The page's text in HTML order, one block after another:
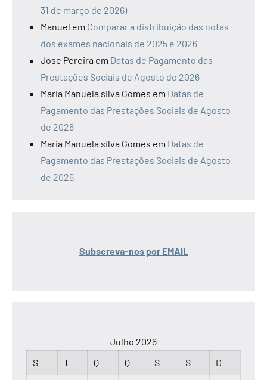
31 de março de 2026)
Manuel em Comparar a distribuição das notas
dos exames nacionais de 2025 e 2026
Jose Pereira em Datas de Pagamento das
Prestações Sociais de Agosto de 2026
Maria Manuela silva Gomes em Datas de
Pagamento das Prestações Sociais de Agosto
de 2026
Maria Manuela silva Gomes em Datas de
Pagamento das Prestações Sociais de Agosto
de 2026
Subscreva-nos por EMAIL
Julho 2026
S
T Q Q S S D